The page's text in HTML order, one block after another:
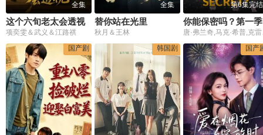
全集
这个六旬老太会透视
项奕雯＆武义＆江路祺
全集
替你站在光里
秋月＆王林
第6集完结
你能保密吗？第一季
唐·弗兰奇,马克·希普,
国产剧
韩国剧 国产